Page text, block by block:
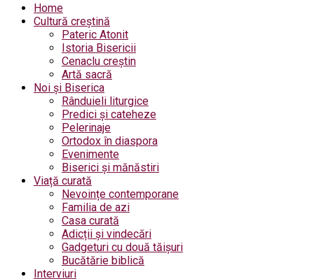
Home
Cultură creștină
Pateric Atonit
Istoria Bisericii
Cenaclu creștin
Artă sacră
Noi și Biserica
Rânduieli liturgice
Predici și cateheze
Pelerinaje
Ortodox în diaspora
Evenimente
Biserici și mănăstiri
Viață curată
Nevoințe contemporane
Familia de azi
Casa curată
Adicții și vindecări
Gadgeturi cu două tăișuri
Bucătărie biblică
Interviuri